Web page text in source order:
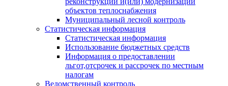
объектов теплоснабжения
Муниципальный лесной контроль
Статистическая информация
Статистическая информация
Использование бюджетных средств
Информация о предоставлении
льгот,отсрочек и рассрочек по местным
налогам
Ведомственный контроль